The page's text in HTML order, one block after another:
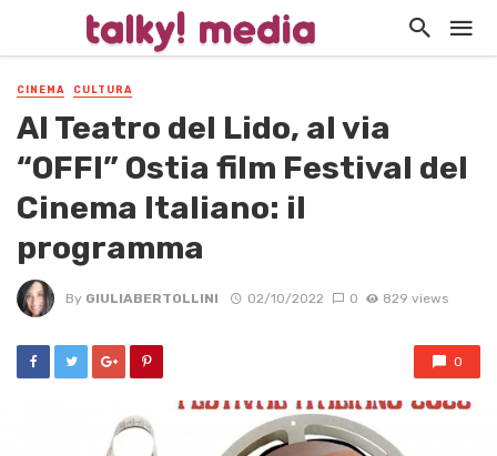
CINEMA CULTURA
Al Teatro del Lido, al via
“OFFI” Ostia film Festival del
Cinema Italiano: il
programma
By GIULIABERTOLLINI 02/10/2022 0 829 views
0